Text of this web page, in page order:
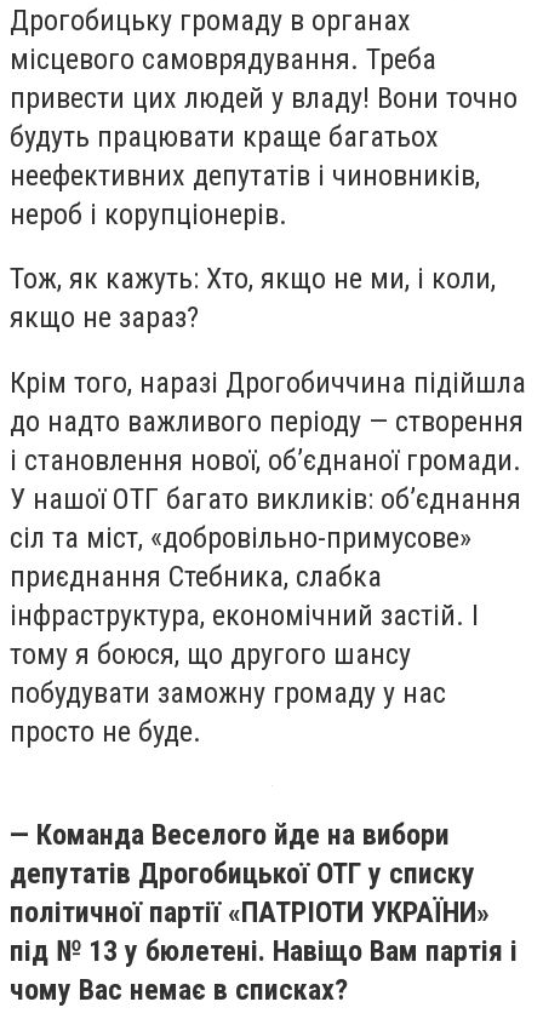
Дрогобицьку громаду в органах
місцевого самоврядування. Треба
привести цих людей у владу! Вони точно
будуть працювати краще багатьох
неефективних депутатів і чиновників,
нероб і корупціонерів.
Тож, як кажуть: Хто, якщо не ми, і коли,
якщо не зараз?
Крім того, наразі Дрогобиччина підійшла
до надто важливого періоду — створення
і становлення нової, об’єднаної громади.
У нашої ОТГ багато викликів: об’єднання
сіл та міст, «добровільно-примусове»
приєднання Стебника, слабка
інфраструктура, економічний застій. І
тому я боюся, що другого шансу
побудувати заможну громаду у нас
просто не буде.
— Команда Веселого йде на вибори
депутатів Дрогобицької ОТГ у списку
політичної партії «ПАТРІОТИ УКРАЇНИ»
під № 13 у бюлетені. Навіщо Вам партія і
чому Вас немає в списках?